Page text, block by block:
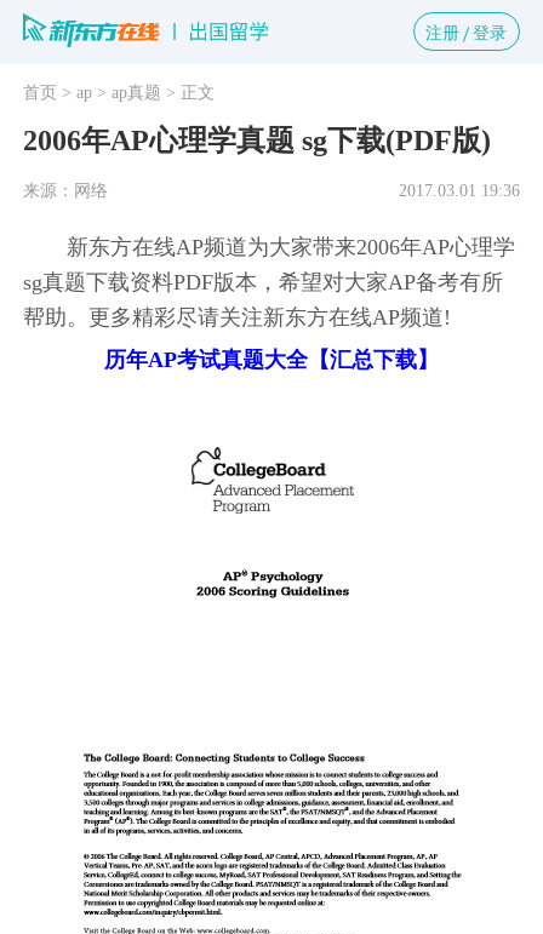
注册 登录
首页 > ap > ap真题 > 正文
2006年AP心理学真题 sg下载(PDF版)
来源：网络 2017.03.01 19:36
新东方在线AP频道为大家带来2006年AP心理学
sg真题下载资料PDF版本，希望对大家AP备考有所
帮助。更多精彩尽请关注新东方在线AP频道!
历年AP考试真题大全【汇总下载】